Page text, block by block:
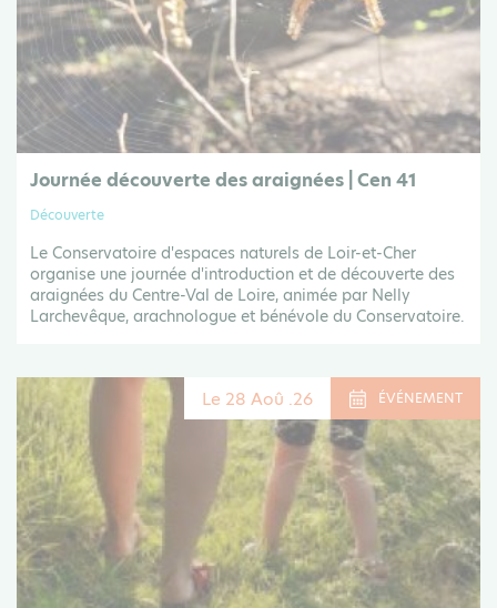
Journée découverte des araignées | Cen 41
Découverte
Le Conservatoire d'espaces naturels de Loir-et-Cher
organise une journée d'introduction et de découverte des
araignées du Centre-Val de Loire, animée par Nelly
Larchevêque, arachnologue et bénévole du Conservatoire.
Le 28 Aoû .26 ÉVÉNEMENT